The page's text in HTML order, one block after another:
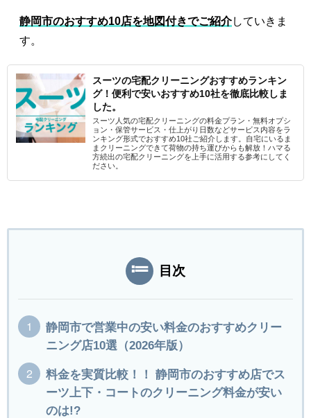
静岡市のおすすめ10店を地図付きでご紹介していきま
す。
スーツの宅配クリーニングおすすめランキン
グ！便利で安いおすすめ10社を徹底比較しま
した。
スーツ人気の宅配クリーニングの料金プラン・無料オプシ
ョン・保管サービス・仕上がり日数などサービス内容をラ
ンキング形式でおすすめ10社ご紹介します。自宅にいるま
まクリーニングできて荷物の持ち運びからも解放！ハマる
方続出の宅配クリーニングを上手に活用する参考にしてく
ださい。
目次
静岡市で営業中の安い料金のおすすめクリー
ニング店10選（2026年版）
料金を実質比較！！ 静岡市のおすすめ店でス
ーツ上下・コートのクリーニング料金が安い
のは!?